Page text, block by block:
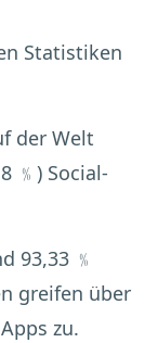
Statistiken
der Welt
﹪) Social-
93,33 ﹪
greifen über
zu.